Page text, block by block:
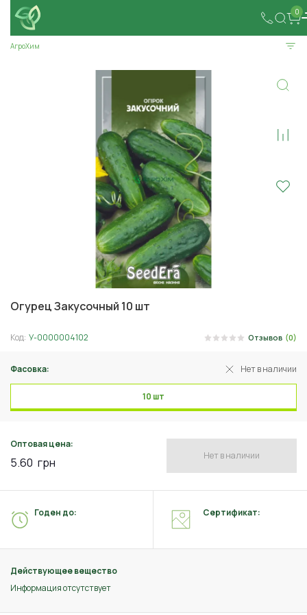
0
АгроХим
Огурец Закусочный 10 шт
Код: У-0000004102 Отзывов (0)
Фасовка: Нет в наличии
10 шт
Оптовая цена:
5.60 грн Нет в наличии
Действующее вещество
Информация отсутствует
Годен до: Сертификат: